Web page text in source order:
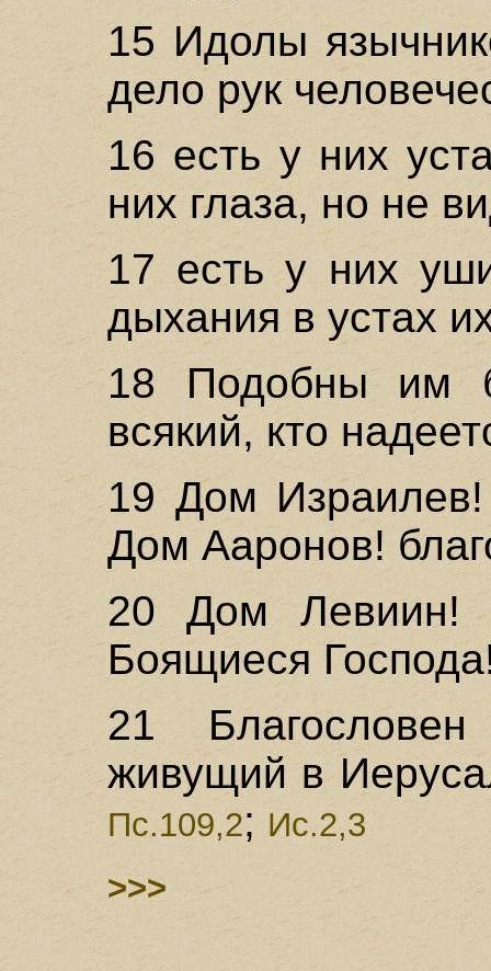
15 Идолы
дело рук
16 есть у них
них глаза, но не
17 есть у них
дыхания в устах
18 Подобны им
всякий, кто
19 Дом Израилев!
Дом Ааронов!
20 Дом Левиин!
Боящиеся
21
живущий в
Пс.109,2; Ис.2,3
>>>